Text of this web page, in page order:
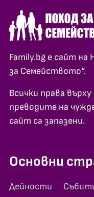
Family.bg е сайт на
за Семейството“.
Всички права
преводите на
сайт са запазени.
Основни
Дейности